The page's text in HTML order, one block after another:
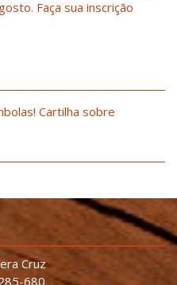
Faça sua inscrição
Cartilha sobre
Cruz
680